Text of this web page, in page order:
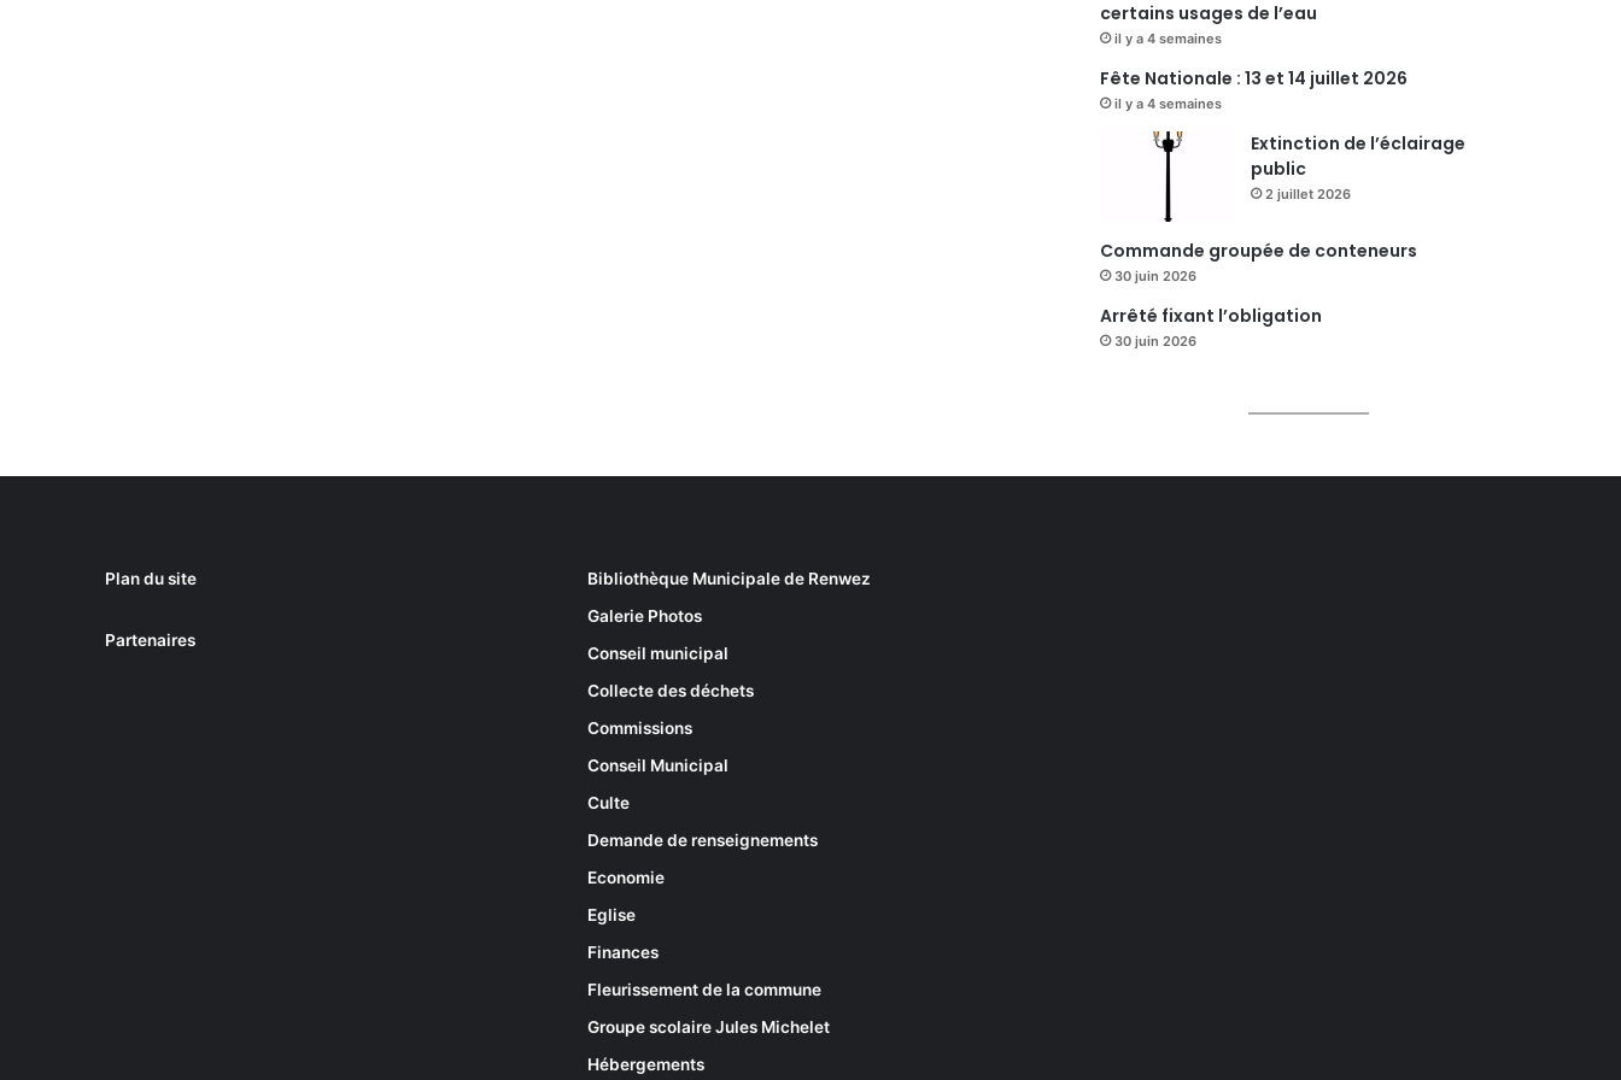
certains usages de l’eau
il y a 4 semaines
Fête Nationale : 13 et 14 juillet 2026
il y a 4 semaines
Extinction de l’éclairage
public
2 juillet 2026
Commande groupée de conteneurs
30 juin 2026
Arrêté fixant l’obligation
30 juin 2026
Plan du site
Partenaires
Bibliothèque Municipale de Renwez
Galerie Photos
Conseil municipal
Collecte des déchets
Commissions
Conseil Municipal
Culte
Demande de renseignements
Economie
Eglise
Finances
Fleurissement de la commune
Groupe scolaire Jules Michelet
Hébergements